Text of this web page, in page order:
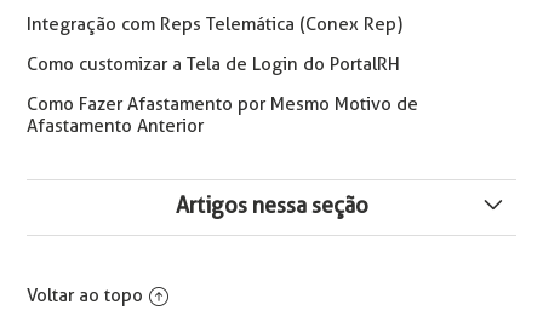
Integração com Reps Telemática (Conex Rep)
Como customizar a Tela de Login do PortalRH
Como Fazer Afastamento por Mesmo Motivo de
Afastamento Anterior
Artigos nessa seção
Revezamento
Voltar ao topo